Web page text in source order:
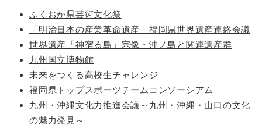
ふくおか県芸術文化祭
「明治日本の産業革命遺産」福岡県世界遺産連絡会議
世界遺産「神宿る島」宗像・沖ノ島と関連遺産群
九州国立博物館
未来をつくる高校生チャレンジ
福岡県トップスポーツチームコンソーシアム
九州・沖縄文化力推進会議～九州・沖縄・山口の文化
の魅力発見～